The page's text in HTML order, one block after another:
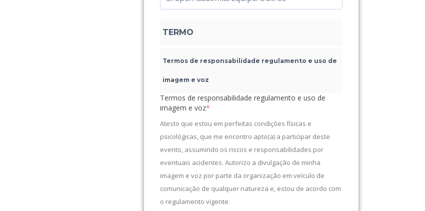
TERMO
Termos de responsabilidade regulamento e uso de
imagem e voz
Termos de responsabilidade regulamento e uso de
imagem e voz*
Atesto que estou em perfeitas condições físicas e
psicológicas, que me encontro apto(a) a participar deste
evento, assumindo os riscos e responsabilidades por
eventuais acidentes. Autorizo a divulgação de minha
imagem e voz por parte da organização em veículo de
comunicação de qualquer natureza e, estou de acordo com
o regulamento vigente.